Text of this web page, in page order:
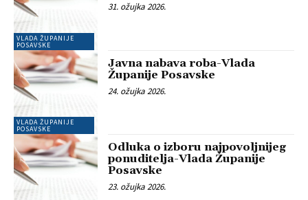
VLADA ŽUPANIJE
POSAVSKE
31. ožujka 2026.
VLADA ŽUPANIJE
POSAVSKE
Javna nabava roba-Vlada
Županije Posavske
24. ožujka 2026.
Odluka o izboru najpovoljnijeg
ponuditelja-Vlada Županije
Posavske
23. ožujka 2026.